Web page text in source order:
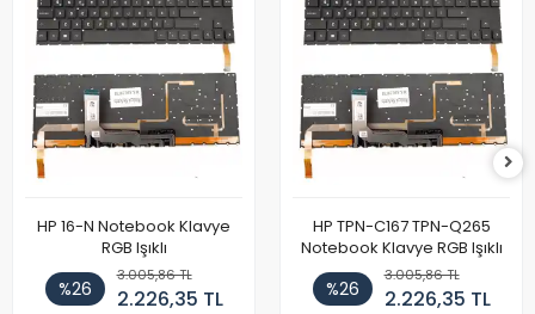
HP 16-N Notebook Klavye
RGB Işıklı
%26
3.005,86 TL
2.226,35 TL
HP TPN-C167 TPN-Q265
Notebook Klavye RGB Işıklı
%26
3.005,86 TL
2.226,35 TL